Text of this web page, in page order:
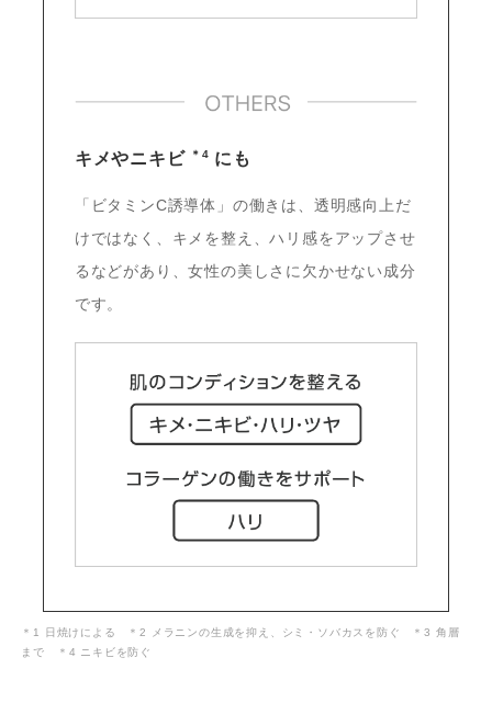
キメやニキビ ＊4 にも
「ビタミンC誘導体」の働きは、透明感向上だ
けではなく、キメを整え、ハリ感をアップさせ
るなどがあり、女性の美しさに欠かせない成分
です。
＊1 日焼けによる ＊2 メラニンの生成を抑え、シミ・ソバカスを防ぐ ＊3 角層
まで ＊4 ニキビを防ぐ